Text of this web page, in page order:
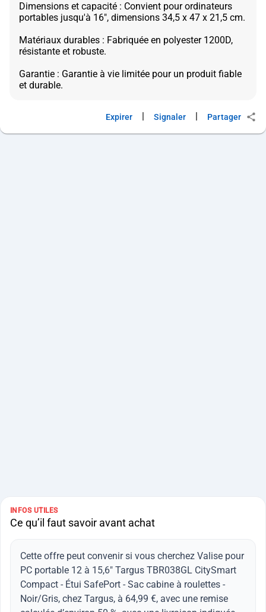
Dimensions et capacité : Convient pour ordinateurs
portables jusqu'à 16", dimensions 34,5 x 47 x 21,5 cm.
Matériaux durables : Fabriquée en polyester 1200D,
résistante et robuste.
Garantie : Garantie à vie limitée pour un produit fiable
Expirer Signaler Partager
INFOS UTILES
Ce qu’il faut savoir avant achat
Cette offre peut convenir si vous cherchez Valise pour
PC portable 12 à 15,6" Targus TBR038GL CitySmart
Compact - Étui SafePort - Sac cabine à roulettes -
Noir/Gris, chez Targus, à 64,99 €, avec une remise